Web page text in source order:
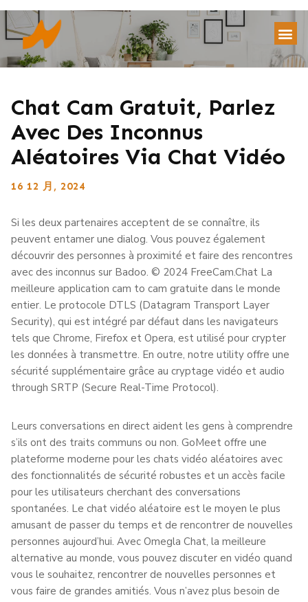
Chat Cam Gratuit, Parlez
Avec Des Inconnus
Aléatoires Via Chat Vidéo
16 12 月, 2024
Si les deux partenaires acceptent de se connaître, ils
peuvent entamer une dialog. Vous pouvez également
découvrir des personnes à proximité et faire des rencontres
avec des inconnus sur Badoo. © 2024 FreeCam.Chat La
meilleure application cam to cam gratuite dans le monde
entier. Le protocole DTLS (Datagram Transport Layer
Security), qui est intégré par défaut dans les navigateurs
tels que Chrome, Firefox et Opera, est utilisé pour crypter
les données à transmettre. En outre, notre utility offre une
sécurité supplémentaire grâce au cryptage vidéo et audio
through SRTP (Secure Real-Time Protocol).
Leurs conversations en direct aident les gens à comprendre
s’ils ont des traits communs ou non. GoMeet offre une
plateforme moderne pour les chats vidéo aléatoires avec
des fonctionnalités de sécurité robustes et un accès facile
pour les utilisateurs cherchant des conversations
spontanées. Le chat vidéo aléatoire est le moyen le plus
amusant de passer du temps et de rencontrer de nouvelles
personnes aujourd’hui. Avec Omegla Chat, la meilleure
alternative au monde, vous pouvez discuter en vidéo quand
vous le souhaitez, rencontrer de nouvelles personnes et
vous faire de grandes amitiés. Vous n’avez plus besoin de